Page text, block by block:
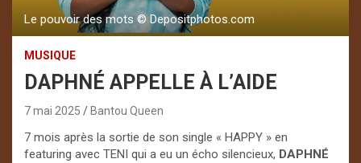
Le pouvoir des mots ©️ Depositphotos.com
MUSIQUE
DAPHNÉ APPELLE À L’AIDE
7 mai 2025 Bantou Queen
7 mois après la sortie de son single « HAPPY » en
featuring avec TENI qui a eu un écho silencieux, DAPHNÉ